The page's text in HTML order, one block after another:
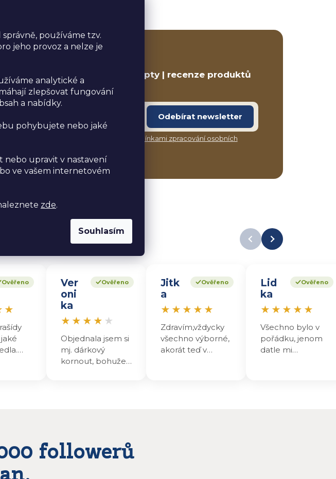
používáme tzv.
jeho provoz a nelze je
analytické a
zlepšovat fungování
a nabídky.
pohybujete nebo jaké
nebo upravit v nastavení
ve vašem internetovém
zde.
Souhlasím
akce a slevy | zdravé recepty | recenze produktů
a další…
Odebírat newsletter
podmínkami zpracování osobních
Ověřeno
★
Ověřeno
Ver
oni
ka
★ ★ ★ ★ ★
Objednala jsem si
mj. dárkový
kornout, bohužel
být dárek.
Ověřeno
Jitk
a
★ ★ ★ ★ ★
Zdravím,vždycky
všechno výborné,
akorát teď v
Ověřeno
Lid
ka
★ ★ ★ ★ ★
Všechno bylo v
pořádku, jenom
datle mi
followerů